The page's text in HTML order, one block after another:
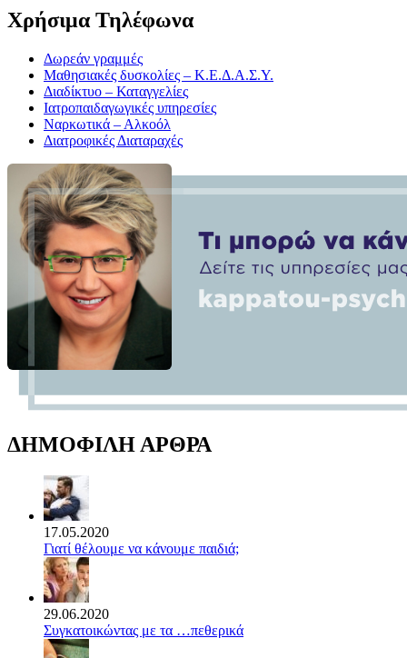
Χρήσιμα Τηλέφωνα
Δωρεάν γραμμές
Μαθησιακές δυσκολίες – Κ.Ε.Δ.Α.Σ.Υ.
Διαδίκτυο – Καταγγελίες
Ιατροπαιδαγωγικές υπηρεσίες
Ναρκωτικά – Αλκοόλ
Διατροφικές Διαταραχές
ΔΗΜΟΦΙΛΗ ΑΡΘΡΑ
17.05.2020
Γιατί θέλουμε να κάνουμε παιδιά;
29.06.2020
Συγκατοικώντας με τα …πεθερικά